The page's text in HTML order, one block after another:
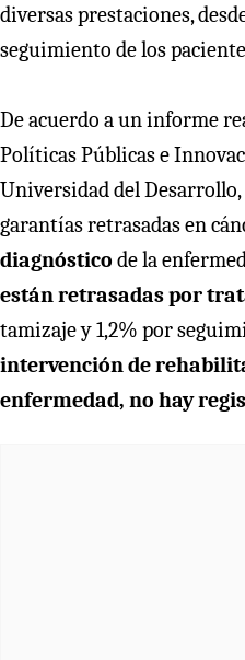
diversas prestaciones,
seguimiento de los
De acuerdo a un informe
Políticas Públicas e
Universidad del Desarrollo,
garantías retrasadas en
diagnóstico de la
están retrasadas por
tamizaje y 1,2% por
intervención de
enfermedad, no hay